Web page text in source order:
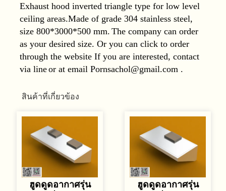
Exhaust hood inverted triangle type for low level
ceiling areas.Made of grade 304 stainless steel,
size 800*3000*500 mm. The company can order
as your desired size. Or you can click to order
through the website If you are interested, contact
via lineor at email Pornsachol@gmail.com .
สินค้าที่เกี่ยวข้อง
ฮูดดูดอากาศรุ่น
ฮูดดูดอากาศรุ่น